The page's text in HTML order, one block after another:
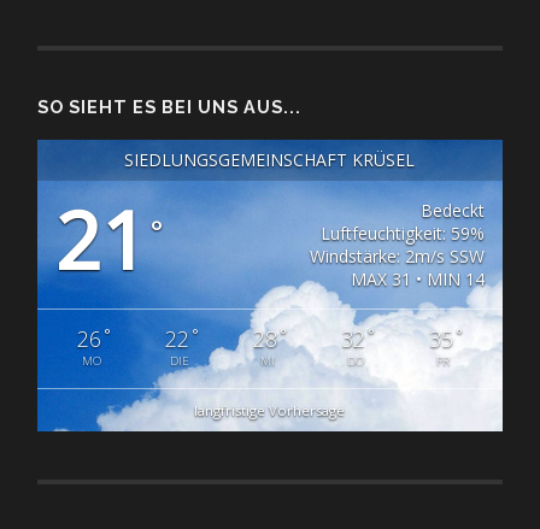
SO SIEHT ES BEI UNS AUS...
SIEDLUNGSGEMEINSCHAFT KRÜSEL
21°
Bedeckt
Luftfeuchtigkeit: 59%
Windstärke: 2m/s SSW
MAX 31 • MIN 14
26°
MO
22 °
DIE
28°
MI
32°
DO
35°
FR
langfristige Vorhersage